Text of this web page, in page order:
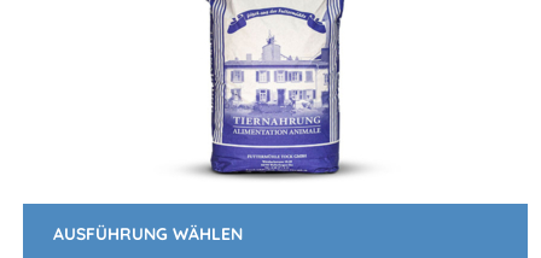
AUSFÜHRUNG WÄHLEN
Dieses